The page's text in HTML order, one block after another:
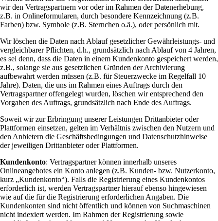
wir den Vertragspartnern vor oder im Rahmen der Datenerhebung,
z.B. in Onlineformularen, durch besondere Kennzeichnung (z.B.
Farben) bzw. Symbole (z.B. Sternchen o.ä.), oder persönlich mit.
Wir löschen die Daten nach Ablauf gesetzlicher Gewährleistungs- und
vergleichbarer Pflichten, d.h., grundsätzlich nach Ablauf von 4 Jahren,
es sei denn, dass die Daten in einem Kundenkonto gespeichert werden,
z.B., solange sie aus gesetzlichen Gründen der Archivierung
aufbewahrt werden müssen (z.B. für Steuerzwecke im Regelfall 10
Jahre). Daten, die uns im Rahmen eines Auftrags durch den
Vertragspartner offengelegt wurden, löschen wir entsprechend den
Vorgaben des Auftrags, grundsätzlich nach Ende des Auftrags.
Soweit wir zur Erbringung unserer Leistungen Drittanbieter oder
Plattformen einsetzen, gelten im Verhältnis zwischen den Nutzern und
den Anbietern die Geschäftsbedingungen und Datenschutzhinweise
der jeweiligen Drittanbieter oder Plattformen.
Kundenkonto: Vertragspartner können innerhalb unseres
Onlineangebotes ein Konto anlegen (z.B. Kunden- bzw. Nutzerkonto,
kurz „Kundenkonto“). Falls die Registrierung eines Kundenkontos
erforderlich ist, werden Vertragspartner hierauf ebenso hingewiesen
wie auf die für die Registrierung erforderlichen Angaben. Die
Kundenkonten sind nicht öffentlich und können von Suchmaschinen
nicht indexiert werden. Im Rahmen der Registrierung sowie